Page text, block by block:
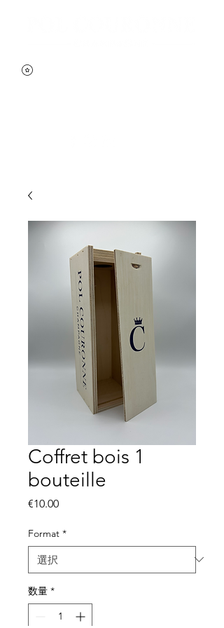
Coffret bois 1
bouteille
€10.00価
Format *
数量 *